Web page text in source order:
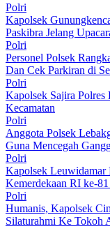
Polri
‎Kapolsek
Paskibra Jelang
Polri
Personel Polsek
Dan Cek Parkiran di
Polri
Kapolsek Sajira
Kecamatan
Polri
Anggota Polsek
Guna Mencegah
Polri
Kapolsek
Kemerdekaan RI ke-
Polri
Humanis, Kapolsek
Silaturahmi Ke Tokoh